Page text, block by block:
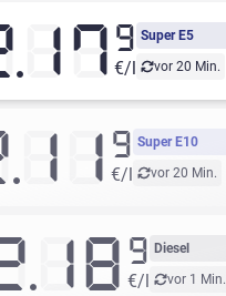
Super E5
vor 20 Min.
9
€/l
Super E10
vor 20 Min.
9
€/l
Diesel
vor 1 Min.
9
€/l